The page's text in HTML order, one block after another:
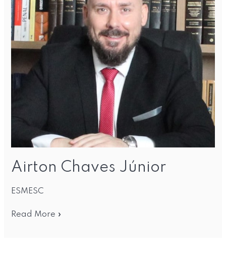
Airton Chaves Júnior
ESMESC
Read More »